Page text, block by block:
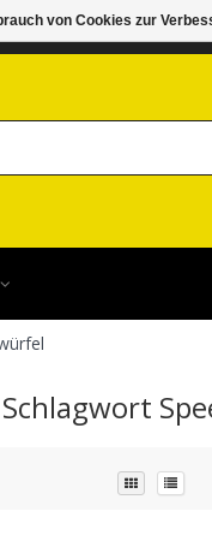
SAMSTAG 15.08.
von Cookies zur